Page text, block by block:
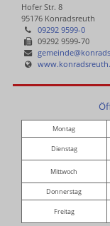
Hofer Str. 8
95176 Konradsreuth
09292 9599-0
09292 9599-70
Montag
Dienstag
Mittwoch
Donnerstag
Freitag